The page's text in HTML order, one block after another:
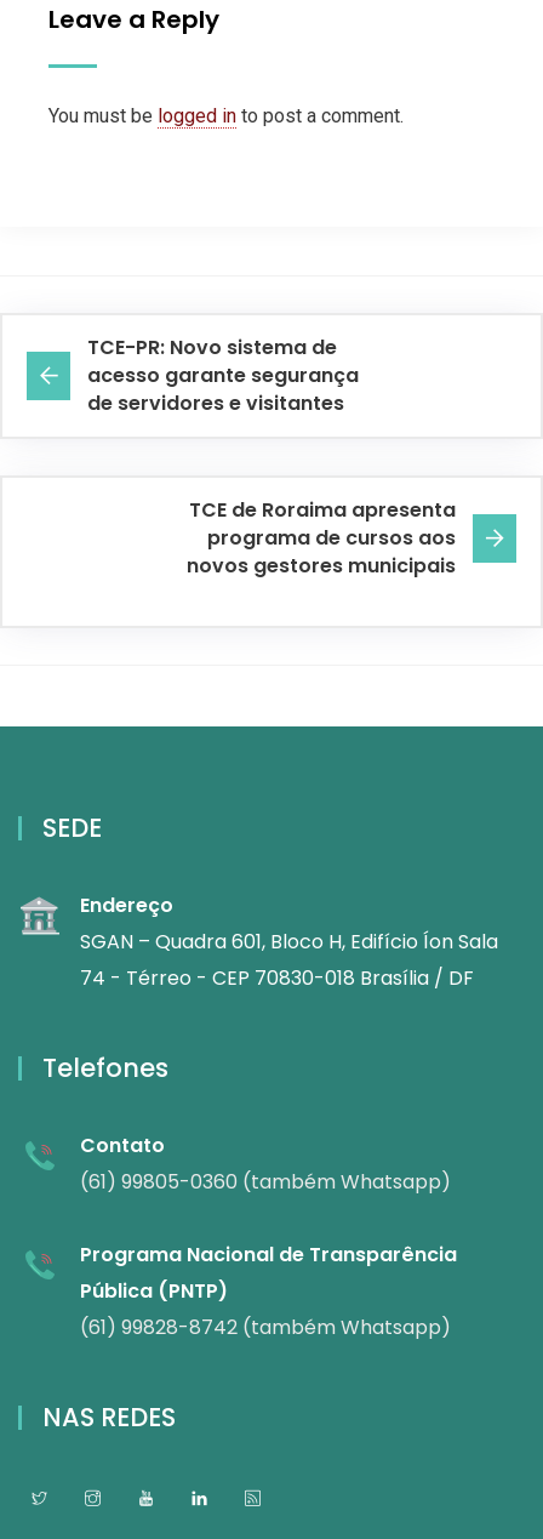
Leave a Reply
You must be logged in to post a comment.
TCE-PR: Novo sistema de
acesso garante segurança
de servidores e visitantes
TCE de Roraima apresenta
programa de cursos aos
novos gestores municipais
SEDE
Endereço
SGAN – Quadra 601, Bloco H, Edifício Íon Sala
74 - Térreo - CEP 70830-018 Brasília / DF
Telefones
Contato
(61) 99805-0360 (também Whatsapp)
Programa Nacional de Transparência
Pública (PNTP)
(61) 99828-8742 (também Whatsapp)
NAS REDES